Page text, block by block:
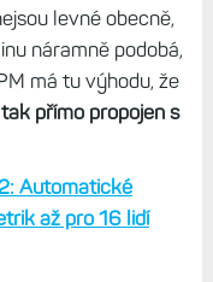
levné obecně,
náramně podobá,
má tu výhodu, že
přímo propojen s
Automatické
až pro 16 lidí